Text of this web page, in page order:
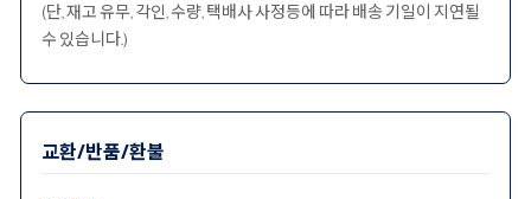
(단, 재고 유무, 각인, 수량, 택배사 사정등에 따라 배송 기일이 지연될
수 있습니다.)
교환/반품/환불